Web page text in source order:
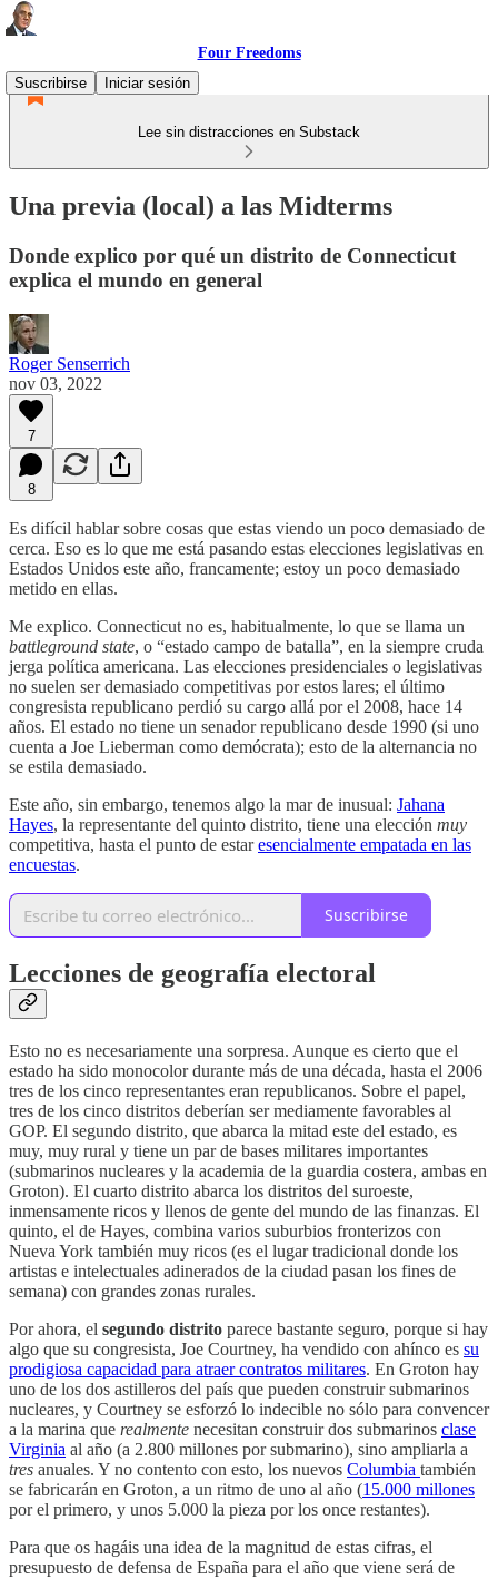
Four Freedoms
Suscribirse
Iniciar sesión
Lee sin distracciones en Substack
Una previa (local) a las Midterms
Donde explico por qué un distrito de Connecticut
explica el mundo en general
Roger Senserrich
nov 03, 2022
7
8
Es difícil hablar sobre cosas que estas viendo un poco demasiado de
cerca. Eso es lo que me está pasando estas elecciones legislativas en
Estados Unidos este año, francamente; estoy un poco demasiado
metido en ellas.
Me explico. Connecticut no es, habitualmente, lo que se llama un
battleground state, o “estado campo de batalla”, en la siempre cruda
jerga política americana. Las elecciones presidenciales o legislativas
no suelen ser demasiado competitivas por estos lares; el último
congresista republicano perdió su cargo allá por el 2008, hace 14
años. El estado no tiene un senador republicano desde 1990 (si uno
cuenta a Joe Lieberman como demócrata); esto de la alternancia no
se estila demasiado.
Este año, sin embargo, tenemos algo la mar de inusual: Jahana
Hayes, la representante del quinto distrito, tiene una elección muy
competitiva, hasta el punto de estaresencialmente empatada en las
encuestas.
Suscribirse
Lecciones de geografía electoral
Esto no es necesariamente una sorpresa. Aunque es cierto que el
estado ha sido monocolor durante más de una década, hasta el 2006
tres de los cinco representantes eran republicanos. Sobre el papel,
tres de los cinco distritos deberían ser mediamente favorables al
GOP. El segundo distrito, que abarca la mitad este del estado, es
muy, muy rural y tiene un par de bases militares importantes
(submarinos nucleares y la academia de la guardia costera, ambas en
Groton). El cuarto distrito abarca los distritos del suroeste,
inmensamente ricos y llenos de gente del mundo de las finanzas. El
quinto, el de Hayes, combina varios suburbios fronterizos con
Nueva York también muy ricos (es el lugar tradicional donde los
artistas e intelectuales adinerados de la ciudad pasan los fines de
semana) con grandes zonas rurales.
Por ahora, el segundo distrito parece bastante seguro, porque si hay
algo que su congresista, Joe Courtney, ha vendido con ahínco es su
prodigiosa capacidad para atraer contratos militares. En Groton hay
uno de los dos astilleros del país que pueden construir submarinos
nucleares, y Courtney se esforzó lo indecible no sólo para convencer
a la marina que realmente necesitan construir dos submarinos clase
Virginia al año (a 2.800 millones por submarino), sino ampliarla a
tres anuales. Y no contento con esto, los nuevos Columbia también
se fabricarán en Groton, a un ritmo de uno al año (15.000 millones
por el primero, y unos 5.000 la pieza por los once restantes).
Para que os hagáis una idea de la magnitud de estas cifras, el
presupuesto de defensa de España para el año que viene será de